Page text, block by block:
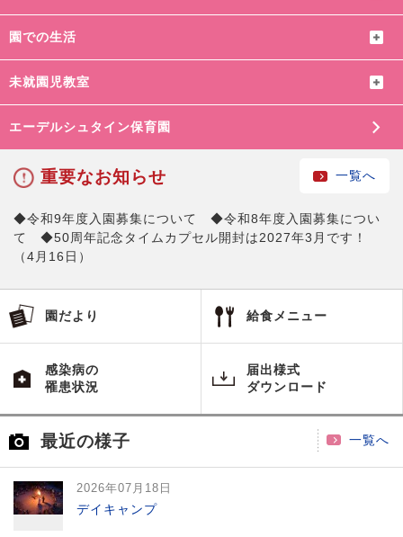
園での生活
未就園児教室
エーデルシュタイン保育園
重要なお知らせ 一覧へ
◆令和9年度入園募集について ◆令和8年度入園募集につい
て ◆50周年記念タイムカプセル開封は2027年3月です！
（4月16日）
園だより 給食メニュー
感染病の
罹患状況
届出様式
ダウンロード
最近の様子 一覧へ
2026年07月18日
デイキャンプ